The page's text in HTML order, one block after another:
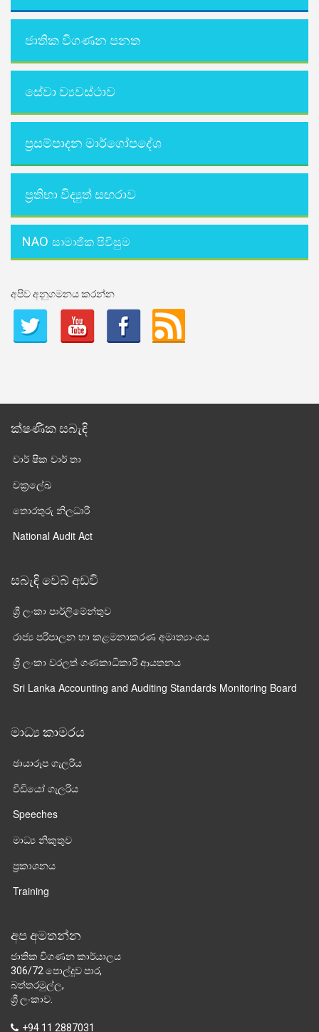
ජාතික විගණන පනත
සේවා ව්‍යවස්ථාව
ප්‍රසම්පාදන මාර්ගෝපදේශ
ප්‍රතිභා විද්‍යුත් සඟරාව
NAO සාමාජික පිවිසුම
අපිව අනුගමනය කරන්න
ක්ෂණික සබැඳි
වාර් ෂික වාර් තා
චක්‍රලේඛ
තොරතුරු නිලධාරී
National Audit Act
සබැඳි වෙබ් අඩවි
ශ්‍රී ලංකා පාර්ලි‌මේන්තුව
රාජ්‍ය පරිපාලන හා කළමනාකරණ අමාත්‍යාංශය
ශ්‍රී ලංකා වරලත් ගණකාධිකාරී ආයතනය
Sri Lanka Accounting and Auditing Standards Monitoring Board
මාධ්‍ය කාමරය
ඡායාරූප ගැලරිය
වීඩියෝ ගැලරිය
Speeches
මාධ්‍ය නිකුතුව
ප්‍රකාශනය
Training
අප අමතන්න
ජාතික විගණන කාර්යාලය
306/72 පොල්දූව පාර,
බත්තරමුල්ල,
ශ්‍රී ලංකාව.
+94 11 2887031